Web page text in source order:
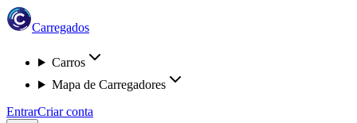
Carregados
Carros
Mapa de Carregadores
EntrarCriar conta